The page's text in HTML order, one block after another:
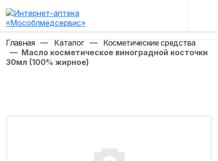
Главная — Каталог — Косметические средства
— Масло косметическое виноградной косточки
30мл (100% жирное)